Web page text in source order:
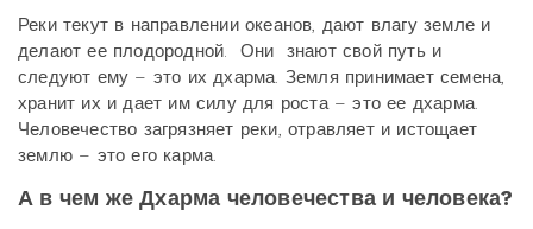
Реки текут в направлении океанов, дают влагу земле и
делают ее плодородной. Они знают свой путь и
следуют ему – это их дхарма. Земля принимает семена,
хранит их и дает им силу для роста – это ее дхарма.
Человечество загрязняет реки, отравляет и истощает
землю – это его карма.
А в чем же Дхарма человечества и человека?